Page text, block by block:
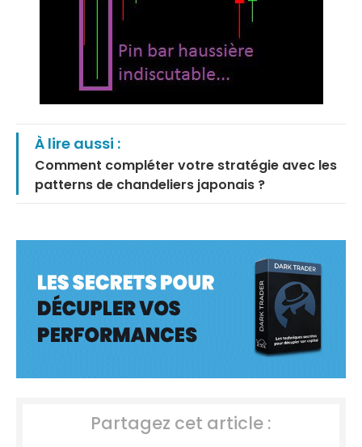
À lire aussi :
Comment compléter votre stratégie avec les
patterns de chandeliers japonais ?
Partagez cet article :